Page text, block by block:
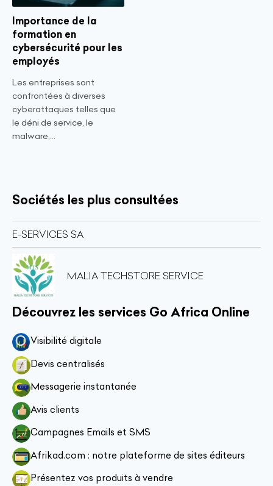
Importance de la
formation en
cybersécurité pour les
employés
Les entreprises sont
confrontées à diverses
cyberattaques telles que
le déni de service, le
malware,...
Sociétés les plus consultées
E-SERVICES SA
MALIA TECHSTORE SERVICE
Découvrez les services Go Africa Online
Visibilité digitale
Devis centralisés
Messagerie instantanée
Avis clients
Campagnes Emails et SMS
Afrikad.com : notre plateforme de sites éditeurs
Présentez vos produits à vendre